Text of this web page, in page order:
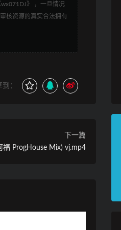
》 ，一旦情况
核资源的真实合法拥有
：
下一篇
ProgHouse Mix) vj.mp4